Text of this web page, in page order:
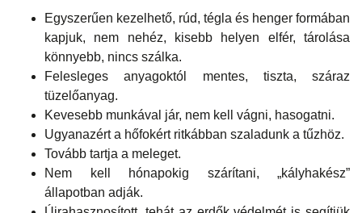
Egyszerűen kezelhető, rúd, tégla és henger formában
kapjuk, nem nehéz, kisebb helyen elfér, tárolása
könnyebb, nincs szálka.
Felesleges anyagoktól mentes, tiszta, száraz
tüzelőanyag.
Kevesebb munkával jár, nem kell vágni, hasogatni.
Ugyanazért a hőfokért ritkábban szaladunk a tűzhöz.
Tovább tartja a meleget.
Nem kell hónapokig szárítani, „kályhakész”
állapotban adják.